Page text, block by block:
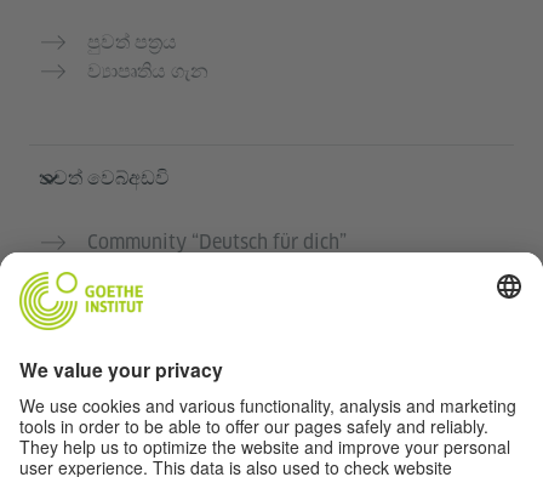
පුවත් පත්‍රය
ව්‍යාපෘතිය ගැන
තවත් වෙබ්අඩවි
Community “Deutsch für dich”
ගෝතේ ආයතනයේ ජර්මන් භාෂා පාඨමාලා
රහස්‍යතා සහ ප්‍රවේශය